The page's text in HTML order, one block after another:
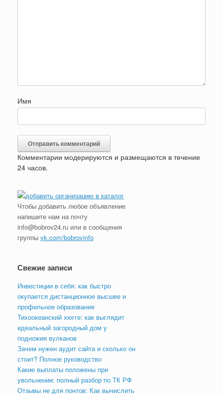
Имя
Комментарии модерируются и размещаются в течение
24 часов.
Чтобы добавить любое объявление
напишите нам на почту
info@bobrov24.ru или в сообщения
группы vk.com/bobrovinfo
Свежие записи
Инвестиции в себя: как быстро
окупается дистанционное высшее и
профильное образование
Тихоокеанский хюгге: как выглядит
идеальный загородный дом у
подножия вулканов
Зачем нужен аудит сайта и сколько он
стоит? Полное руководство
Какие выплаты положены при
увольнении: полный разбор по ТК РФ
Отзывы не для понтов: Как вычислить